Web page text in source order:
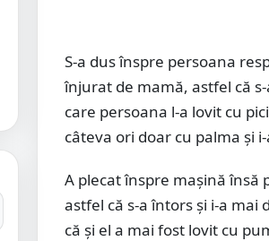
S-a dus înspre persoana
înjurat de mamă, astfel că
care persoana l-a lovit cu
câteva ori doar cu palma şi
A plecat înspre maşină însă
astfel că s-a întors şi i-a
că și el a mai fost lovit cu